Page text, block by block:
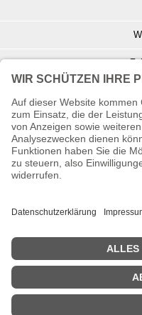
Info zu
Informationen zur
© Copyright 2026 Wohnambiente-